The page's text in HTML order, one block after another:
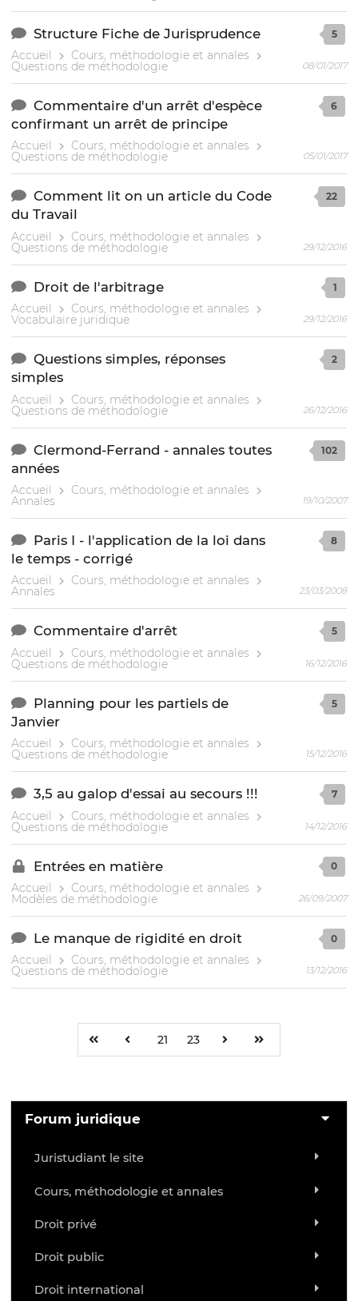
Structure Fiche de Jurisprudence
Accueil Cours, méthodologie et annales
Questions de méthodologie
5
08/01/2017
Commentaire d'un arrêt d'espèce
confirmant un arrêt de principe
Accueil Cours, méthodologie et annales
Questions de méthodologie
6
05/01/2017
Comment lit on un article du Code
du Travail
Accueil Cours, méthodologie et annales
Questions de méthodologie
22
29/12/2016
Droit de l'arbitrage
Accueil Cours, méthodologie et annales
Vocabulaire juridique
1
29/12/2016
Questions simples, réponses
simples
Accueil Cours, méthodologie et annales
Questions de méthodologie
2
26/12/2016
Clermond-Ferrand - annales toutes
années
Accueil Cours, méthodologie et annales
Annales
102
19/10/2007
Paris I - l'application de la loi dans
le temps - corrigé
Accueil Cours, méthodologie et annales
Annales
8
23/03/2008
Commentaire d'arrêt
Accueil Cours, méthodologie et annales
Questions de méthodologie
5
16/12/2016
Planning pour les partiels de
Janvier
Accueil Cours, méthodologie et annales
Questions de méthodologie
5
15/12/2016
3,5 au galop d'essai au secours !!!
Accueil Cours, méthodologie et annales
Questions de méthodologie
7
14/12/2016
Entrées en matière
Accueil Cours, méthodologie et annales
Modèles de méthodologie
0
26/09/2007
Le manque de rigidité en droit
Accueil Cours, méthodologie et annales
Questions de méthodologie
0
13/12/2016
21 23
Forum juridique
Juristudiant le site
Cours, méthodologie et annales
Droit privé
Droit public
Droit international